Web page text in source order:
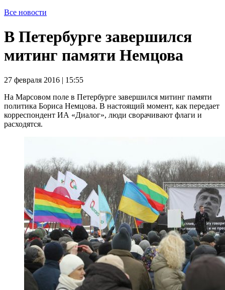
Все новости
В Петербурге завершился
митинг памяти Немцова
27 февраля 2016 | 15:55
На Марсовом поле в Петербурге завершился митинг памяти
политика Бориса Немцова. В настоящий момент, как передает
корреспондент ИА «Диалог», люди сворачивают флаги и
расходятся.